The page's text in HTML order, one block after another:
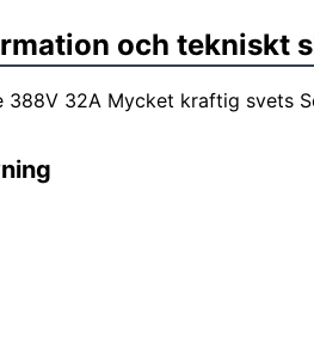
och tekniskt
388V 32A Mycket kraftig svets